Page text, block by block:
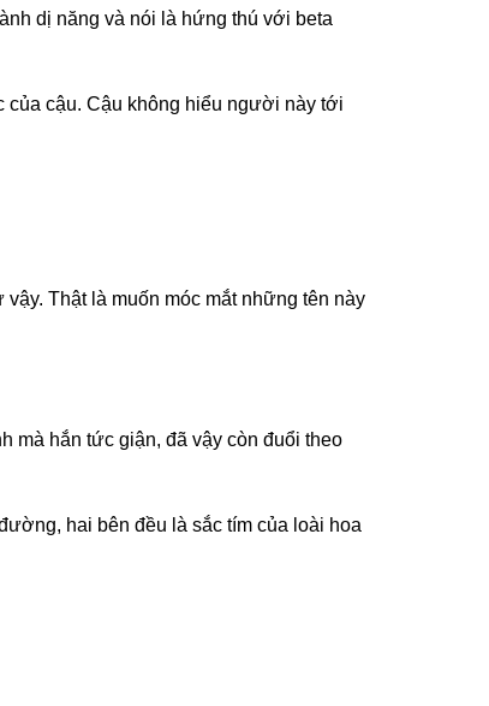
dị năng và nói là hứng thú với beta
cậu. Cậu không hiểu người này tới
Thật là muốn móc mắt những tên này
mà hắn tức giận, đã vậy còn đuổi theo
hai bên đều là sắc tím của loài hoa